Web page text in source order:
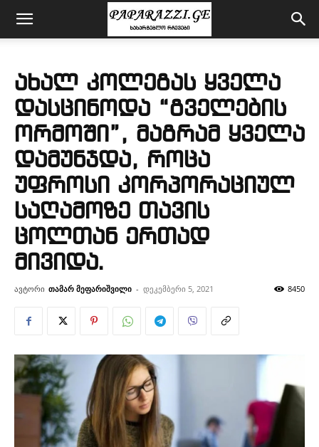
ახალ კოლეგას ყველა
დასცინოდა “გველების
ორმოში”, მაგრამ ყველა
დამუნჯდა, როცა
უფროსი კორპორაციულ
საღამოზე თავის
ცოლთან ერთად
მივიდა.
ავტორი თამარ მეფარიშვილი - დეკემბერი 5, 2021 8450